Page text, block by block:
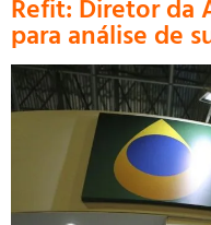
para análise de